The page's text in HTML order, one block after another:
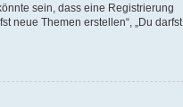
sein, dass eine Registrierung
neue Themen erstellen“, „Du darfst